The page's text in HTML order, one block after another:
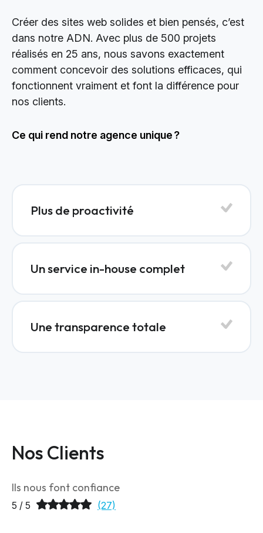
Créer des sites web solides et bien pensés, c’est
dans notre ADN. Avec plus de 500 projets
réalisés en 25 ans, nous savons exactement
comment concevoir des solutions efficaces, qui
fonctionnent vraiment et font la différence pour
nos clients.
Ce qui rend notre agence unique ?
Plus de proactivité
Un service in-house complet
Une transparence totale
Nos Clients
Ils nous font confiance
5 / 5 (27)